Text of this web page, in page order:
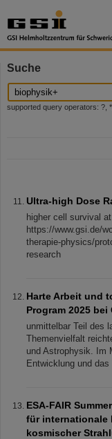
Suche
supported query operators: ?,
Ultra-high Dose
higher cell survival
https://www.gsi.de/
therapie-physics/
research
Harte Arbeit und
Program 2025 bei
unmittelbar Teil des
Themenvielfalt
und Astrophysik. Im
Entwicklung und das
ESA-FAIR
für internationale
kosmischer